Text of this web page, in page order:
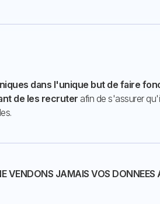
dans l'unique but de faire
de les recruter afin de s'assurer
VENDONS JAMAIS VOS DONNEES